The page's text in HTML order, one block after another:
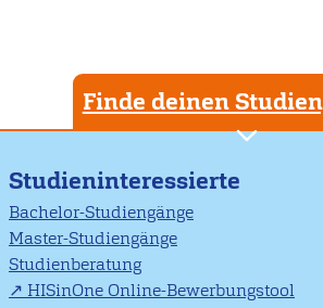
Finde deinen
Studieninteressierte
Bachelor-Studiengänge
Master-Studiengänge
Studienberatung
HISinOne Online-Bewerbungstool